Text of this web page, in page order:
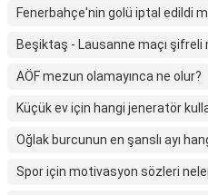
Fenerbahçe'nin golü iptal edildi
Beşiktaş - Lausanne maçı şifreli
AÖF mezun olamayınca ne olur?
Küçük ev için hangi jeneratör
Oğlak burcunun en şanslı ayı
Spor için motivasyon sözleri